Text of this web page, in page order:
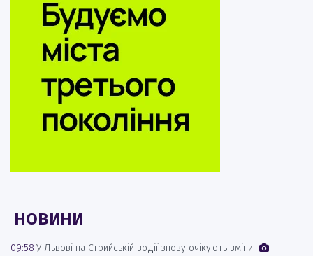
НОВИНИ
09:58 У Львові на Стрийській водії знову очікують зміни